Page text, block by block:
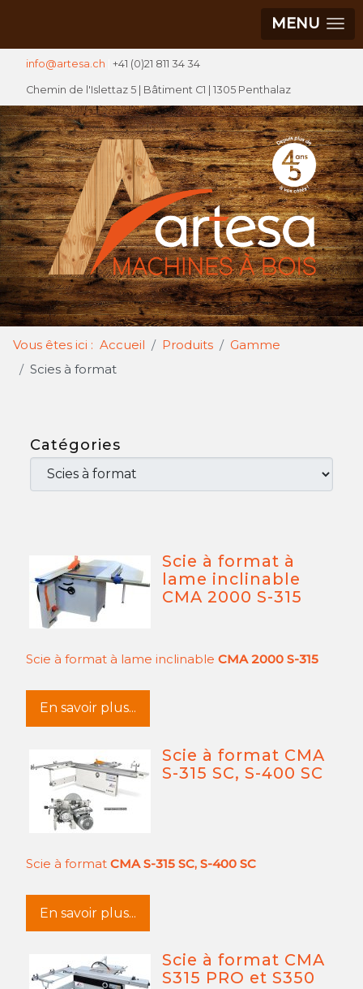
MENU
info@artesa.ch +41 (0)21 811 34 34
Chemin de l'Islettaz 5 | Bâtiment C1 | 1305 Penthalaz
Vous êtes ici : Accueil Produits
Gamme
Scies à format
Catégories
Scie à format à
lame inclinable
CMA 2000 S-315
Scie à format à lame inclinable CMA 2000 S-315
En savoir plus...
Scie à format CMA
S-315 SC, S-400 SC
Scie à format CMA S-315 SC, S-400 SC
En savoir plus...
Scie à format CMA
S315 PRO et S350